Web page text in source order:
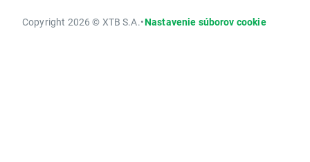
Copyright 2026 © XTB S.A.•Nastavenie súborov cookie